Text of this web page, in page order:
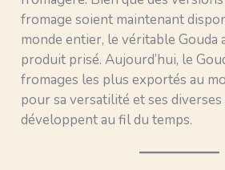
fromage soient maintenant
monde entier, le véritable Gouda
produit prisé. Aujourd’hui, le
fromages les plus exportés au
pour sa versatilité et ses diverses
développent au fil du temps.